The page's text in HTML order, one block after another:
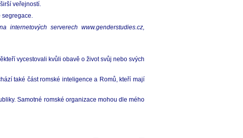
veřejností.
segregace.
serverech www.genderstudies.cz,
vycestovali kvůli obavě o život svůj nebo svých
také část romské inteligence a Romů, kteří mají
Samotné romské organizace mohou dle mého